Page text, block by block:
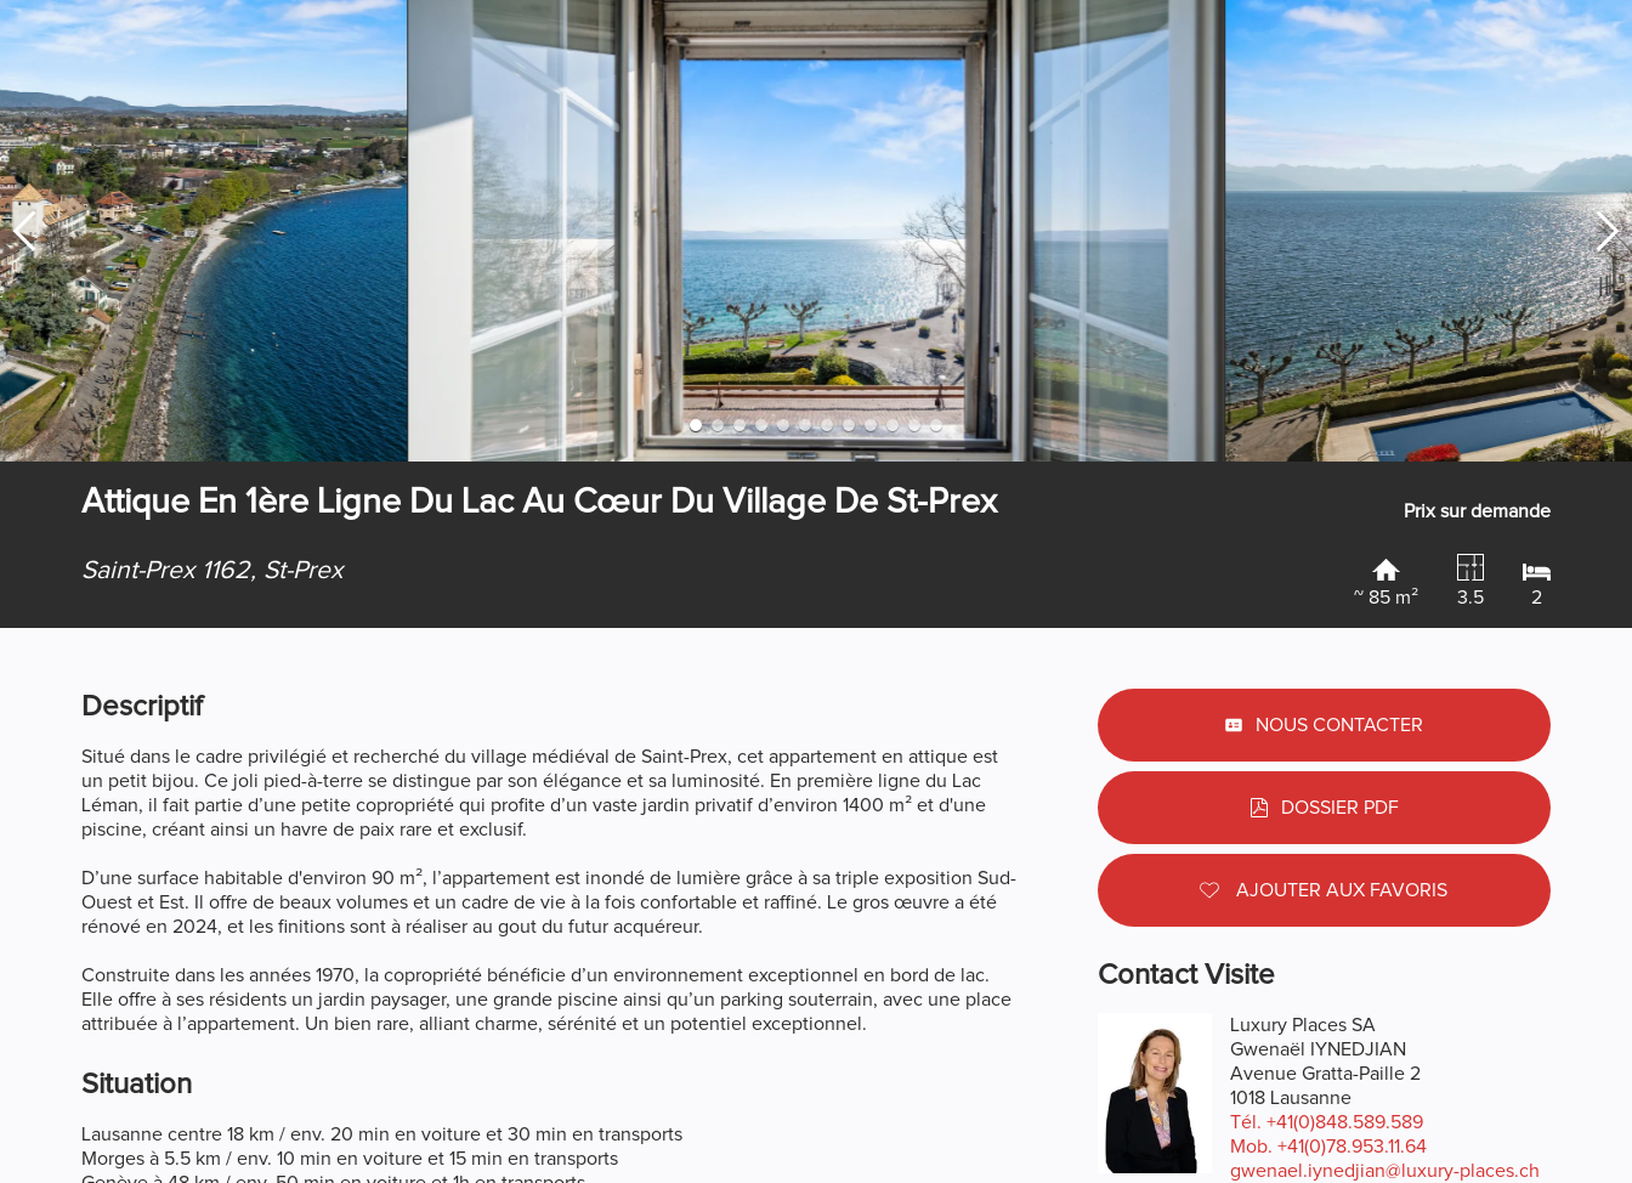
Attique En 1ère Ligne Du Lac Au Cœur Du Village De St-Prex Prix sur demande
Saint-Prex 1162, St-Prex
~ 85 m² 3.5 2
Descriptif
Situé dans le cadre privilégié et recherché du village médiéval de Saint-Prex, cet appartement en attique est
un petit bijou. Ce joli pied-à-terre se distingue par son élégance et sa luminosité. En première ligne du Lac
Léman, il fait partie d’une petite copropriété qui profite d’un vaste jardin privatif d’environ 1400 m² et d'une
piscine, créant ainsi un havre de paix rare et exclusif.
D’une surface habitable d'environ 90 m², l’appartement est inondé de lumière grâce à sa triple exposition Sud-
Ouest et Est. Il offre de beaux volumes et un cadre de vie à la fois confortable et raffiné. Le gros œuvre a été
rénové en 2024, et les finitions sont à réaliser au gout du futur acquéreur.
Construite dans les années 1970, la copropriété bénéficie d’un environnement exceptionnel en bord de lac.
Elle offre à ses résidents un jardin paysager, une grande piscine ainsi qu’un parking souterrain, avec une place
attribuée à l’appartement. Un bien rare, alliant charme, sérénité et un potentiel exceptionnel.
Situation
Lausanne centre 18 km / env. 20 min en voiture et 30 min en transports
Morges à 5.5 km / env. 10 min en voiture et 15 min en transports
NOUS CONTACTER
DOSSIER PDF
AJOUTER AUX FAVORIS
Contact Visite
Luxury Places SA
Gwenaël IYNEDJIAN
Avenue Gratta-Paille 2
1018 Lausanne
Tél. +41(0)848.589.589
Mob. +41(0)78.953.11.64
gwenael.iynedjian@luxury-places.ch